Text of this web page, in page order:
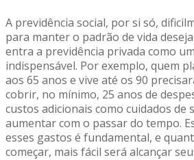
A previdência social, por si só,
para manter o padrão de vida
entra a previdência privada como
indispensável. Por exemplo, quem
aos 65 anos e vive até os 90
cobrir, no mínimo, 25 anos de
custos adicionais como cuidados de
aumentar com o passar do tempo.
esses gastos é fundamental, e
começar, mais fácil será alcançar